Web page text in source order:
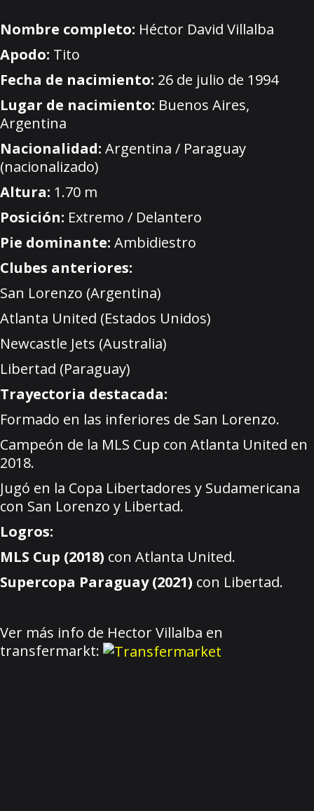
Nombre completo: Héctor David Villalba
Apodo: Tito
Fecha de nacimiento: 26 de julio de 1994
Lugar de nacimiento: Buenos Aires,
Argentina
Nacionalidad: Argentina / Paraguay
(nacionalizado)
Altura: 1.70 m
Posición: Extremo / Delantero
Pie dominante: Ambidiestro
Clubes anteriores:
San Lorenzo (Argentina)
Atlanta United (Estados Unidos)
Newcastle Jets (Australia)
Libertad (Paraguay)
Trayectoria destacada:
Formado en las inferiores de San Lorenzo.
Campeón de la MLS Cup con Atlanta United en
2018.
Jugó en la Copa Libertadores y Sudamericana
con San Lorenzo y Libertad.
Logros:
MLS Cup (2018) con Atlanta United.
Supercopa Paraguay (2021) con Libertad.
Ver más info de Hector Villalba en
transfermarkt: